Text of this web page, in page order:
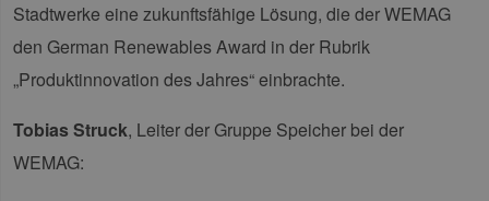
Stadtwerke eine zukunftsfähige Lösung, die der WEMAG
den German Renewables Award in der Rubrik
„Produktinnovation des Jahres“ einbrachte.
Tobias Struck, Leiter der Gruppe Speicher bei der
WEMAG: